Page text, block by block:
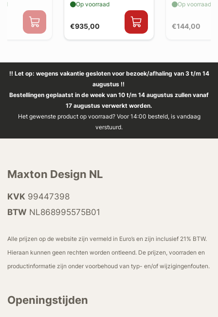
€935,00
Op voorraad
€144,00
Op voorraad
!! Let op: wegens vakantie gesloten voor bezoek/afhaling van 3 t/m 14
augustus !!
Bestellingen geplaatst in de week van 10 t/m 14 augustus zullen vanaf
17 augustus verwerkt worden.
Het gewenste product op voorraad? Voor 14:00 besteld, is vandaag
verstuurd.
Maxton Design NL
KVK 99447398
BTW NL868995575B01
Alle prijzen op de website zijn vermeld in Euro’s en zijn inclusief 21% BTW.
Hieraan kunnen geen rechten worden ontleend. De prijzen, voorraden en
productinformatie zijn onder voorbehoud van typ- en/of wijzigingenfouten.
Openingstijden